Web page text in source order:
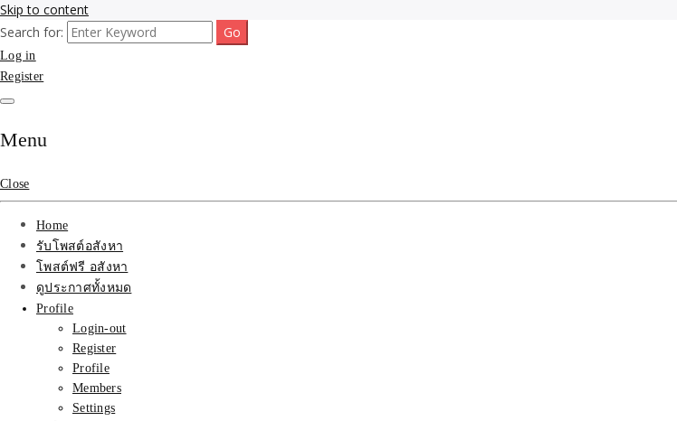
Skip to content
รับจ้างโพสขายบ้าน ที่ดิน ติดAI SEO กับบริษั
ที่ดิน ราคา ถูกและดีที่สุด บริการ โปรโมท โฆ
เว็บขายบ้าน คุณภาพอันดับ1 SEOขายบ้าน
รับจ้างโพสขายบ้าน ที่ดิน ไม่มีค่านายหน้า กับบริษัท SEO-AI เน้นติดหน้าแรก บริการโพสต์ โปรโมท รับจ้างทำโฆษณา ราคา
ไทย ช่วยคุณขายบ้าน อสังหา สินค้าได้จริงๆ ราคาถูกและดี มีอยู่จริง
Search for:
Log in
Register
Menu
Close
Home
รับโพสต์อสังหา
โพสต์ฟรี อสังหา
ดูประกาศทั้งหมด
Profile
Login-out
Register
Profile
Members
Settings